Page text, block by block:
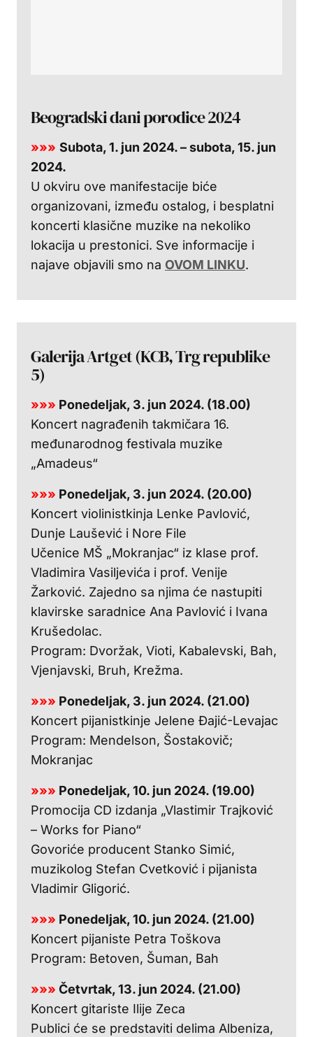
Beogradski dani porodice 2024
»»» Subota, 1. jun 2024. – subota, 15. jun
2024.
U okviru ove manifestacije biće
organizovani, između ostalog, i besplatni
koncerti klasične muzike na nekoliko
lokacija u prestonici. Sve informacije i
najave objavili smo na OVOM LINKU.
Galerija Artget (KCB, Trg republike
5)
»»» Ponedeljak, 3. jun 2024. (18.00)
Koncert nagrađenih takmičara 16.
međunarodnog festivala muzike
„Amadeus“
»»» Ponedeljak, 3. jun 2024. (20.00)
Koncert violinistkinja Lenke Pavlović,
Dunje Laušević i Nore File
Učenice MŠ „Mokranjac“ iz klase prof.
Vladimira Vasiljevića i prof. Venije
Žarković. Zajedno sa njima će nastupiti
klavirske saradnice Ana Pavlović i Ivana
Krušedolac.
Program: Dvoržak, Vioti, Kabalevski, Bah,
Vjenjavski, Bruh, Krežma.
»»» Ponedeljak, 3. jun 2024. (21.00)
Koncert pijanistkinje Jelene Đajić-Levajac
Program: Mendelson, Šostakovič;
Mokranjac
»»» Ponedeljak, 10. jun 2024. (19.00)
Promocija CD izdanja „Vlastimir Trajković
– Works for Piano“
Govoriće producent Stanko Simić,
muzikolog Stefan Cvetković i pijanista
Vladimir Gligorić.
»»» Ponedeljak, 10. jun 2024. (21.00)
Koncert pijaniste Petra Toškova
Program: Betoven, Šuman, Bah
»»» Četvrtak, 13. jun 2024. (21.00)
Koncert gitariste Ilije Zeca
Publici će se predstaviti delima Albeniza,